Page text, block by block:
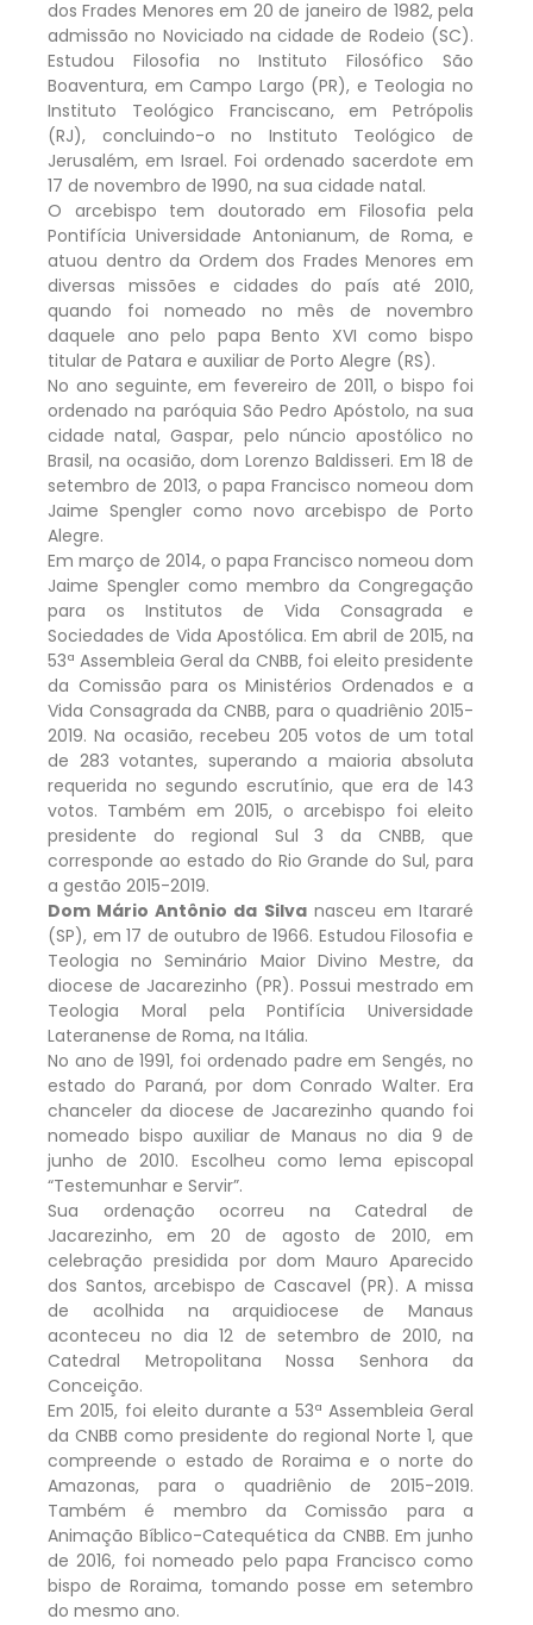
dos Frades Menores em 20 de janeiro de 1982, pela
admissão no Noviciado na cidade de Rodeio (SC).
Estudou Filosofia no Instituto Filosófico São
Boaventura, em Campo Largo (PR), e Teologia no
Instituto Teológico Franciscano, em Petrópolis
(RJ), concluindo-o no Instituto Teológico de
Jerusalém, em Israel. Foi ordenado sacerdote em
17 de novembro de 1990, na sua cidade natal.
O arcebispo tem doutorado em Filosofia pela
Pontifícia Universidade Antonianum, de Roma, e
atuou dentro da Ordem dos Frades Menores em
diversas missões e cidades do país até 2010,
quando foi nomeado no mês de novembro
daquele ano pelo papa Bento XVI como bispo
titular de Patara e auxiliar de Porto Alegre (RS).
No ano seguinte, em fevereiro de 2011, o bispo foi
ordenado na paróquia São Pedro Apóstolo, na sua
cidade natal, Gaspar, pelo núncio apostólico no
Brasil, na ocasião, dom Lorenzo Baldisseri. Em 18 de
setembro de 2013, o papa Francisco nomeou dom
Jaime Spengler como novo arcebispo de Porto
Alegre.
Em março de 2014, o papa Francisco nomeou dom
Jaime Spengler como membro da Congregação
para os Institutos de Vida Consagrada e
Sociedades de Vida Apostólica. Em abril de 2015, na
53ª Assembleia Geral da CNBB, foi eleito presidente
da Comissão para os Ministérios Ordenados e a
Vida Consagrada da CNBB, para o quadriênio 2015-
2019. Na ocasião, recebeu 205 votos de um total
de 283 votantes, superando a maioria absoluta
requerida no segundo escrutínio, que era de 143
votos. Também em 2015, o arcebispo foi eleito
presidente do regional Sul 3 da CNBB, que
corresponde ao estado do Rio Grande do Sul, para
a gestão 2015-2019.
Dom Mário Antônio da Silvanasceu em Itararé
(SP), em 17 de outubro de 1966. Estudou Filosofia e
Teologia no Seminário Maior Divino Mestre, da
diocese de Jacarezinho (PR). Possui mestrado em
Teologia Moral pela Pontifícia Universidade
Lateranense de Roma, na Itália.
No ano de 1991, foi ordenado padre em Sengés, no
estado do Paraná, por dom Conrado Walter. Era
chanceler da diocese de Jacarezinho quando foi
nomeado bispo auxiliar de Manaus no dia 9 de
junho de 2010. Escolheu como lema episcopal
“Testemunhar e Servir”.
Sua ordenação ocorreu na Catedral de
Jacarezinho, em 20 de agosto de 2010, em
celebração presidida por dom Mauro Aparecido
dos Santos, arcebispo de Cascavel (PR). A missa
de acolhida na arquidiocese de Manaus
aconteceu no dia 12 de setembro de 2010, na
Catedral Metropolitana Nossa Senhora da
Conceição.
Em 2015, foi eleito durante a 53ª Assembleia Geral
da CNBB como presidente do regional Norte 1, que
compreende o estado de Roraima e o norte do
Amazonas, para o quadriênio de 2015-2019.
Também é membro da Comissão para a
Animação Bíblico-Catequética da CNBB. Em junho
de 2016, foi nomeado pelo papa Francisco como
bispo de Roraima, tomando posse em setembro
do mesmo ano.